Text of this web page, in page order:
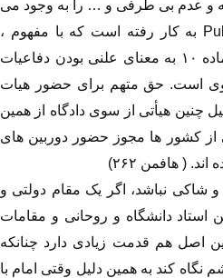
و عدم بی طرفی و … را به وجود می
آورند. در ماده ۱۰ برای رسیدگی علنی اصطلاح Public Hearing به کار رفته است که با مفهوم ،
Public Trial در ماده ۱۱ تفاوت ظریفی دارد. این اصطلاح در ماده ۱۰ به معنای علنی بودن دفاعیات
وی است. حق متهم برای حضور هیات
چنین هیأتی از سوی دادگاه از همین
کشور ها مجوز حضور دوربین های
( هافمن ۲۶۲)
شاکی نباشد، اگر یک مقام دولتی و
استاد دانشگاه و روحانی و مقامات
اصل هم قدمت زیادی دارد چنانکه
کند به همین دلیل وقتی امام با